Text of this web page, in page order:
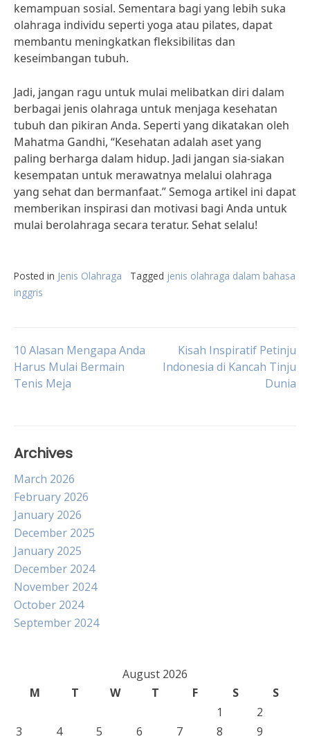
kemampuan sosial. Sementara bagi yang lebih suka
olahraga individu seperti yoga atau pilates, dapat
membantu meningkatkan fleksibilitas dan
keseimbangan tubuh.
Jadi, jangan ragu untuk mulai melibatkan diri dalam
berbagai jenis olahraga untuk menjaga kesehatan
tubuh dan pikiran Anda. Seperti yang dikatakan oleh
Mahatma Gandhi, “Kesehatan adalah aset yang
paling berharga dalam hidup. Jadi jangan sia-siakan
kesempatan untuk merawatnya melalui olahraga
yang sehat dan bermanfaat.” Semoga artikel ini dapat
memberikan inspirasi dan motivasi bagi Anda untuk
mulai berolahraga secara teratur. Sehat selalu!
Posted in Jenis Olahraga Tagged jenis olahraga dalam bahasa
inggris
Post
navigation
10 Alasan Mengapa Anda
Harus Mulai Bermain
Tenis Meja
Kisah Inspiratif Petinju
Indonesia di Kancah Tinju
Dunia
Archives
March 2026
February 2026
January 2026
December 2025
January 2025
December 2024
November 2024
October 2024
September 2024
August 2026
M
T W T F S
S
1
2
3
4 5 6 7 8
9